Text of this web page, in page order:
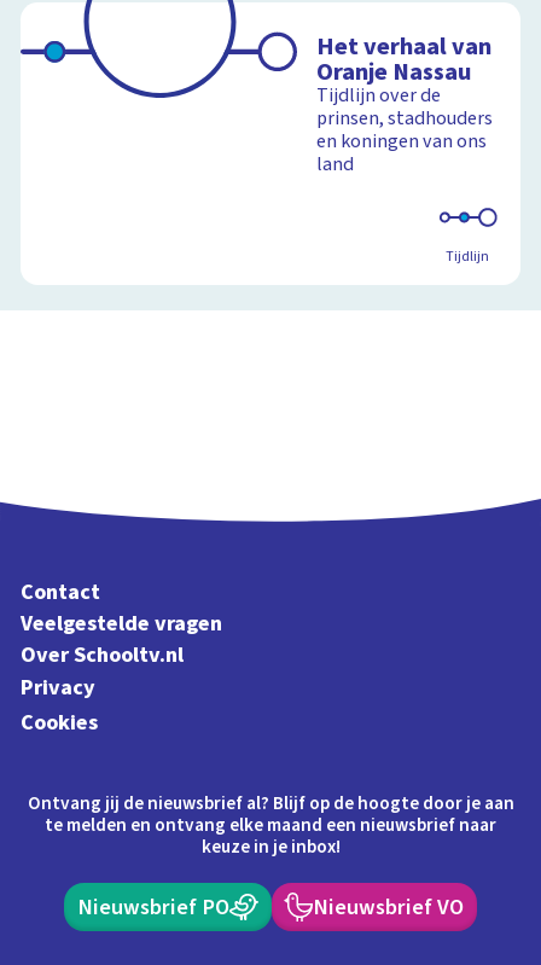
Het verhaal van
Oranje Nassau
Tijdlijn over de
prinsen, stadhouders
en koningen van ons
land
Tijdlijn
Contact
Veelgestelde vragen
Over Schooltv.nl
Privacy
Cookies
Ontvang jij de nieuwsbrief al? Blijf op de hoogte door je aan
te melden en ontvang elke maand een nieuwsbrief naar
keuze in je inbox!
Nieuwsbrief PO Nieuwsbrief VO